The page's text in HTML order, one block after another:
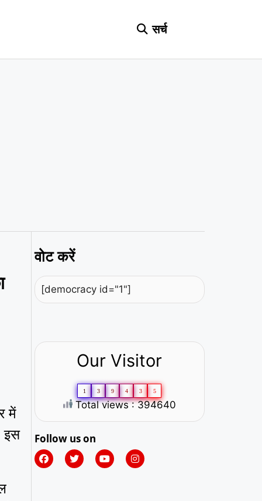
सर्च
में
इस
वोट करें
[democracy id="1"]
Our Visitor
1 3 9 4 3 5
Total views : 394640
Follow us on